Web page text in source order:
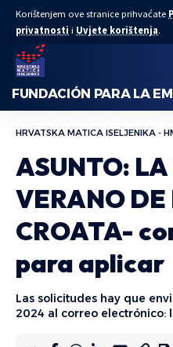
Korištenjem ove stranice prihvaćate
privatnosti i Uvjete korištenja.
FUNDACIÓN PARA LA
HRVATSKA MATICA ISELJENIKA -
ASUNTO: LA
VERANO
CROATA-
para aplicar
Las solicitudes hay que
2024 al correo electrónico: